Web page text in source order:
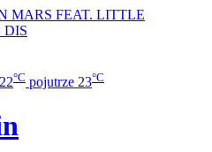
MARS FEAT. LITTLE
DIS
22°C pojutrze 23°C